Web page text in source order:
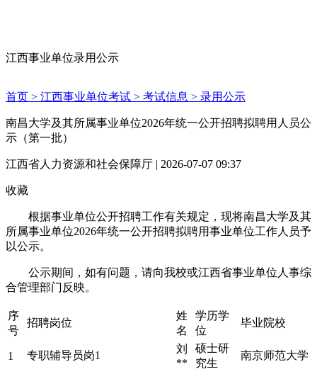
江西事业单位录用公示
首页 > 江西事业单位考试 > 考试信息 > 录用公示
南昌大学及其所属事业单位2026年统一公开招聘拟聘用人员公
示（第一批）
江西省人力资源和社会保障厅 | 2026-07-07 09:37
收藏
根据事业单位公开招聘工作有关规定，现将南昌大学及其
所属事业单位2026年统一公开招聘拟聘用事业单位工作人员予
以公示。
公示期间，如有问题，请向我校或江西省事业单位人事综
合管理部门反映。
序
号
招聘岗位
姓
名
学历学
位
毕业院校
1 专职辅导员岗1
刘
**
硕士研
究生
南京师范大学